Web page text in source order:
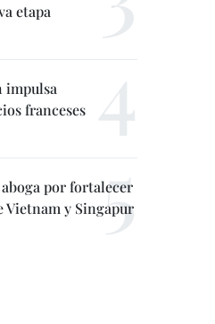
etapa
impulsa
franceses
por fortalecer
Vietnam y Singapur